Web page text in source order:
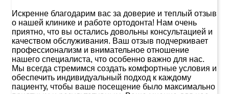
Искренне благодарим вас за доверие и теплый отзыв
о нашей клинике и работе ортодонта! Нам очень
приятно, что вы остались довольны консультацией и
качеством обслуживания. Ваш отзыв подчеркивает
профессионализм и внимательное отношение
нашего специалиста, что особенно важно для нас.
Мы всегда стремимся создать комфортные условия и
обеспечить индивидуальный подход к каждому
пациенту, чтобы ваше посещение было максимально